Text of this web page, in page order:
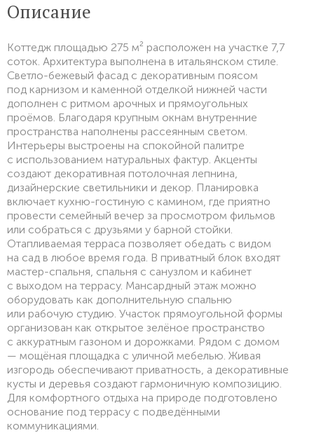
Описание
Коттедж площадью 275 м² расположен на участке 7,7
соток. Архитектура выполнена в итальянском стиле.
Светло-бежевый фасад с декоративным поясом
под карнизом и каменной отделкой нижней части
дополнен с ритмом арочных и прямоугольных
проёмов. Благодаря крупным окнам внутренние
пространства наполнены рассеянным светом.
Интерьеры выстроены на спокойной палитре
с использованием натуральных фактур. Акценты
создают декоративная потолочная лепнина,
дизайнерские светильники и декор. Планировка
включает кухню-гостиную с камином, где приятно
провести семейный вечер за просмотром фильмов
или собраться с друзьями у барной стойки.
Отапливаемая терраса позволяет обедать с видом
на сад в любое время года. В приватный блок входят
мастер-спальня, спальня с санузлом и кабинет
с выходом на террасу. Мансардный этаж можно
оборудовать как дополнительную спальню
или рабочую студию. Участок прямоугольной формы
организован как открытое зелёное пространство
с аккуратным газоном и дорожками. Рядом с домом
— мощёная площадка с уличной мебелью. Живая
изгородь обеспечивают приватность, а декоративные
кусты и деревья создают гармоничную композицию.
Для комфортного отдыха на природе подготовлено
основание под террасу с подведёнными
коммуникациями.